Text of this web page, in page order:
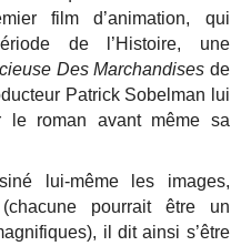
film d’animation, qui
de l’Histoire, une
Des Marchandises de
Patrick Sobelman lui
le roman avant même sa
lui-même les images,
(chacune pourrait être un
il dit ainsi s’être